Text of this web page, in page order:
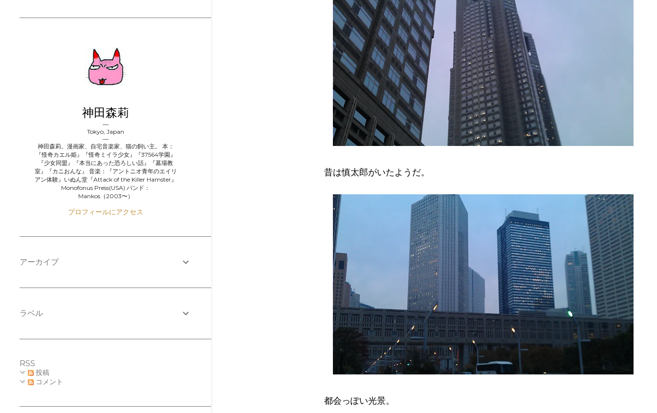
昔は慎太郎がいたようだ。
都会っぽい光景。
神田森莉
Tokyo, Japan
神田森莉。漫画家、自宅音楽家、猫の飼い主。 本：
『怪奇カエル姫』『怪奇ミイラ少女』『37564学園』
『少女同盟』『本当にあった恐ろしい話』『墓場教
室』『カニおんな』 音楽：『アントニオ青年のエイリ
アン体験』いぬん堂『Attack of the Killer Hamster』
Monofonus Press(USA) バンド：
Mankos（2003〜）
プロフィールにアクセス
アーカイブ
ラベル
RSS
投稿
コメント